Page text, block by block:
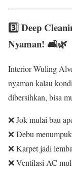
3️⃣ Deep
Nyaman! 🛋️🌿
Interior Wuling
nyaman kalau
dibersihkan, bisa
❌ Jok mulai bau
❌ Debu
❌ Karpet jadi
❌ Ventilasi AC